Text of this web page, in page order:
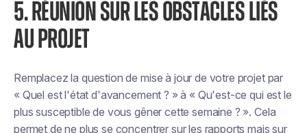
5. RÉUNION SUR LES OBSTACLES LIÉS
AU PROJET
Remplacez la question de mise à jour de votre projet par
« Quel est l'état d'avancement ? » à « Qu'est-ce qui est le
plus susceptible de vous gêner cette semaine ? ». Cela
permet de ne plus se concentrer sur les rapports mais sur